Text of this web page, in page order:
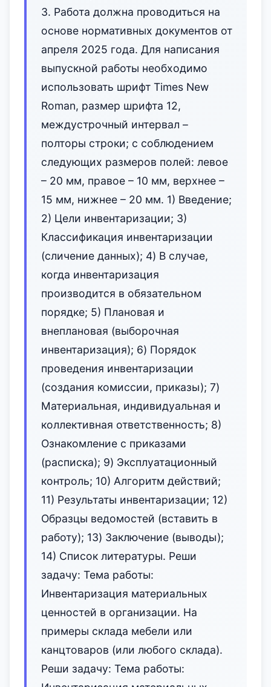
3. Работа должна проводиться на
основе нормативных документов от
апреля 2025 года. Для написания
выпускной работы необходимо
использовать шрифт Times New
Roman, размер шрифта 12,
междустрочный интервал –
полторы строки; с соблюдением
следующих размеров полей: левое
– 20 мм, правое – 10 мм, верхнее –
15 мм, нижнее – 20 мм. 1) Введение;
2) Цели инвентаризации; 3)
Классификация инвентаризации
(сличение данных); 4) В случае,
когда инвентаризация
производится в обязательном
порядке; 5) Плановая и
внеплановая (выборочная
инвентаризация); 6) Порядок
проведения инвентаризации
(создания комиссии, приказы); 7)
Материальная, индивидуальная и
коллективная ответственность; 8)
Ознакомление с приказами
(расписка); 9) Эксплуатационный
контроль; 10) Алгоритм действий;
11) Результаты инвентаризации; 12)
Образцы ведомостей (вставить в
работу); 13) Заключение (выводы);
14) Список литературы. Реши
задачу: Тема работы:
Инвентаризация материальных
ценностей в организации. На
примеры склада мебели или
канцтоваров (или любого склада).
Реши задачу: Тема работы: